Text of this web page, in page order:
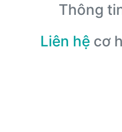
Thông
Liên hệ cơ